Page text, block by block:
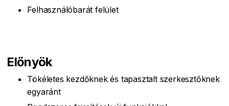
Felhasználóbarát felület
Előnyök
Tökéletes kezdőknek és tapasztalt szerkesztőknek
egyaránt